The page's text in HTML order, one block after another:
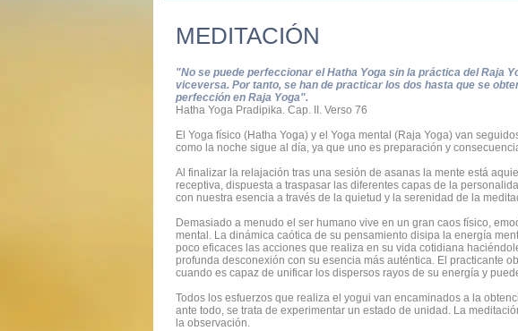
MEDITACIÓN
"No se puede perfeccionar el Hatha Yoga sin la práctica del Raja
viceversa. Por tanto, se han de practicar los dos hasta que se
perfección en Raja Yoga".
Hatha Yoga Pradipika. Cap. II. Verso 76
El Yoga físico (Hatha Yoga) y el Yoga mental (Raja Yoga) van
como la noche sigue al día, ya que uno es preparación y
Al finalizar la relajación tras una sesión de asanas la mente está
receptiva, dispuesta a traspasar las diferentes capas de la
con nuestra esencia a través de la quietud y la serenidad de la
Demasiado a menudo el ser humano vive en un gran caos físico,
mental. La dinámica caótica de su pensamiento disipa la energía
poco eficaces las acciones que realiza en su vida cotidiana
profunda desconexión con su esencia más auténtica. El practicante
cuando es capaz de unificar los dispersos rayos de su energía y
Todos los esfuerzos que realiza el yogui van encaminados a la
ante todo, se trata de experimentar un estado de unidad. La
la observación.